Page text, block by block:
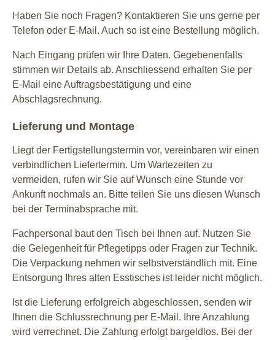
Haben Sie noch Fragen? Kontaktieren Sie uns gerne per
Telefon oder E-Mail. Auch so ist eine Bestellung möglich.
Nach Eingang prüfen wir Ihre Daten. Gegebenenfalls
stimmen wir Details ab. Anschliessend erhalten Sie per
E-Mail eine Auftragsbestätigung und eine
Abschlagsrechnung.
Lieferung und Montage
Liegt der Fertigstellungstermin vor, vereinbaren wir einen
verbindlichen Liefertermin. Um Wartezeiten zu
vermeiden, rufen wir Sie auf Wunsch eine Stunde vor
Ankunft nochmals an. Bitte teilen Sie uns diesen Wunsch
bei der Terminabsprache mit.
Fachpersonal baut den Tisch bei Ihnen auf. Nutzen Sie
die Gelegenheit für Pflegetipps oder Fragen zur Technik.
Die Verpackung nehmen wir selbstverständlich mit. Eine
Entsorgung Ihres alten Esstisches ist leider nicht möglich.
Ist die Lieferung erfolgreich abgeschlossen, senden wir
Ihnen die Schlussrechnung per E-Mail. Ihre Anzahlung
wird verrechnet. Die Zahlung erfolgt bargeldlos. Bei der